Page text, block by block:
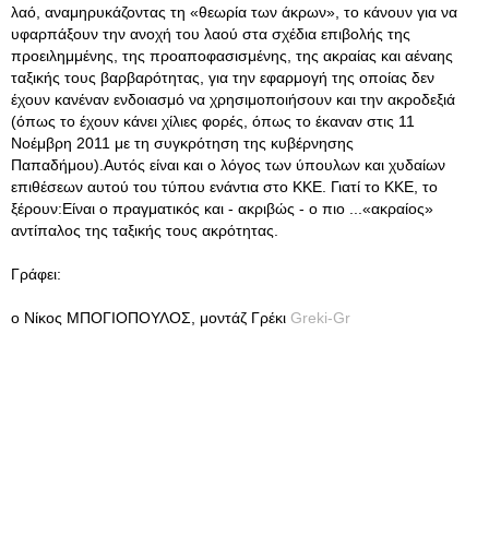
λαό, αναμηρυκάζοντας τη «θεωρία των άκρων», το κάνουν για να
υφαρπάξουν την ανοχή του λαού στα σχέδια επιβολής της
προειλημμένης, της προαποφασισμένης, της ακραίας και αέναης
ταξικής τους βαρβαρότητας, για την εφαρμογή της οποίας δεν
έχουν κανέναν ενδοιασμό να χρησιμοποιήσουν και την ακροδεξιά
(όπως το έχουν κάνει χίλιες φορές, όπως το έκαναν στις 11
Νοέμβρη 2011 με τη συγκρότηση της κυβέρνησης
Παπαδήμου).Αυτός είναι και ο λόγος των ύπουλων και χυδαίων
επιθέσεων αυτού του τύπου ενάντια στο ΚΚΕ. Γιατί το ΚΚΕ, το
ξέρουν:Είναι ο πραγματικός και - ακριβώς - ο πιο ...«ακραίος»
αντίπαλος της ταξικής τους ακρότητας.
Γράφει:
ο Νίκος ΜΠΟΓΙΟΠΟΥΛΟΣ, μοντάζ Γρέκι Greki-Gr